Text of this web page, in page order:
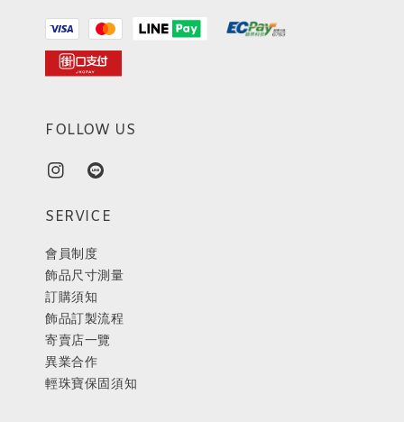
FOLLOW US
SERVICE
會員制度
飾品尺寸測量
訂購須知
飾品訂製流程
寄賣店一覽
異業合作
輕珠寶保固須知